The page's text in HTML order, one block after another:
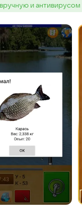
и антивирусом